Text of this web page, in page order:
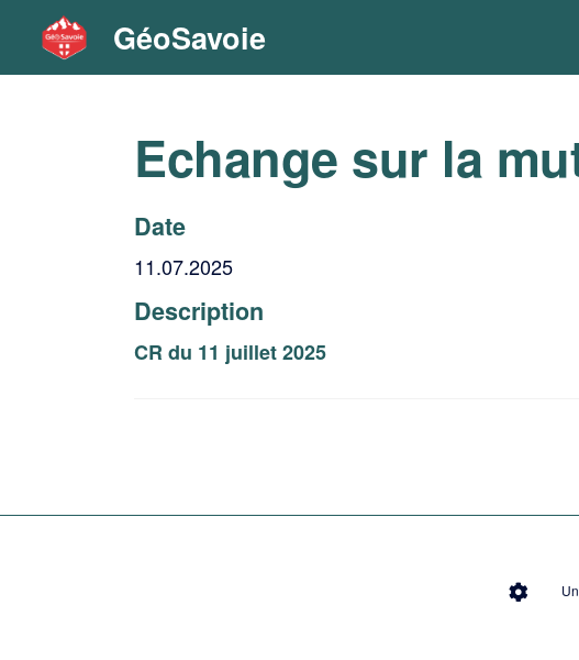
GéoSavoie
Echange sur la
Date
11.07.2025
Description
CR du 11 juillet 2025